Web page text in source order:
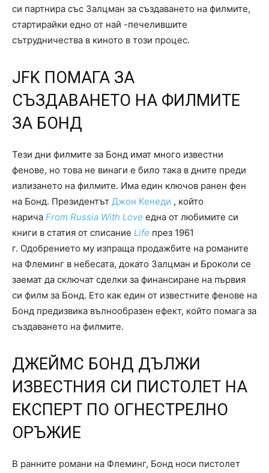
си партнира със Залцман за създаването на филмите,
стартирайки едно от най -печелившите
сътрудничества в киното в този процес.
JFK ПОМАГА ЗА
СЪЗДАВАНЕТО НА ФИЛМИТЕ
ЗА БОНД
Тези дни филмите за Бонд имат много известни
фенове, но това не винаги е било така в дните преди
излизането на филмите. Има един ключов ранен фен
на Бонд. Президентът Джон Кенеди , който
нарича From Russia With Love една от любимите си
книги в статия от списание Life през 1961
г. Одобрението му изпраща продажбите на романите
на Флеминг в небесата, докато Залцман и Броколи се
заемат да сключат сделки за финансиране на първия
си филм за Бонд. Ето как един от известните фенове на
Бонд предизвика вълнообразен ефект, който помага за
създаването на филмите.
ДЖЕЙМС БОНД ДЪЛЖИ
ИЗВЕСТНИЯ СИ ПИСТОЛЕТ НА
ЕКСПЕРТ ПО ОГНЕСТРЕЛНО
ОРЪЖИЕ
В ранните романи на Флеминг, Бонд носи пистолет